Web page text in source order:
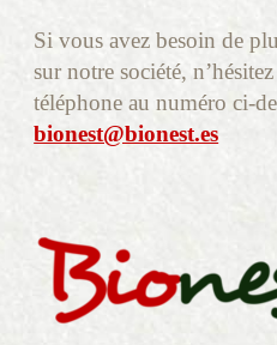
Si vous avez besoin de
sur notre société,
téléphone au numéro ci-
bionest@bionest.es